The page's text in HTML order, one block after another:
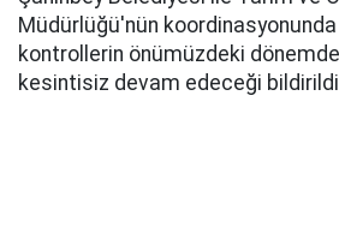
Müdürlüğü'nün
kontrollerin önümüzdeki
kesintisiz devam edeceği